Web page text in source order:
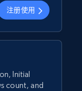
注册使用
Initial
count, and